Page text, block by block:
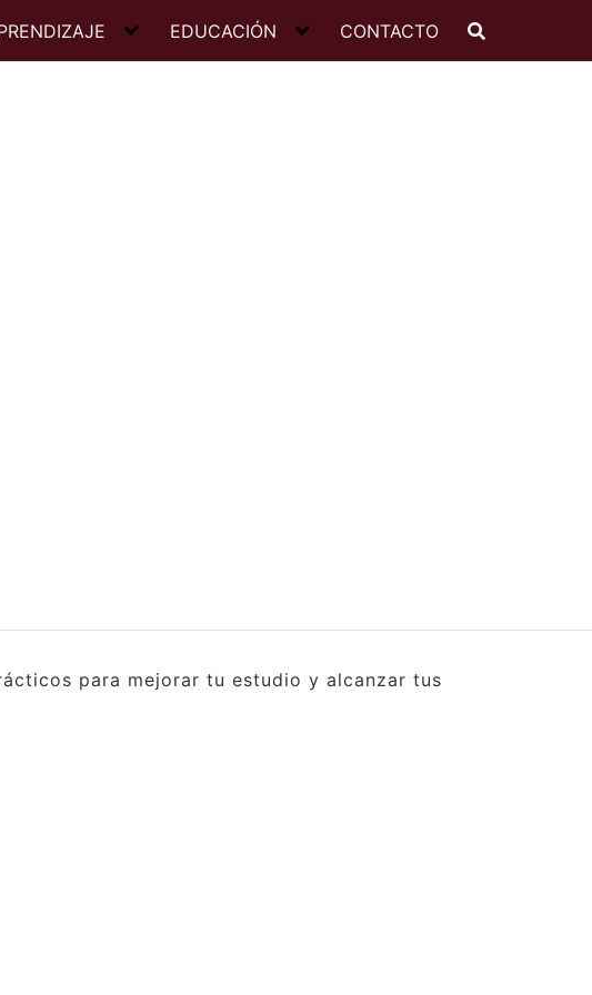
EDUCACIÓN CONTACTO
para mejorar tu estudio y alcanzar tus